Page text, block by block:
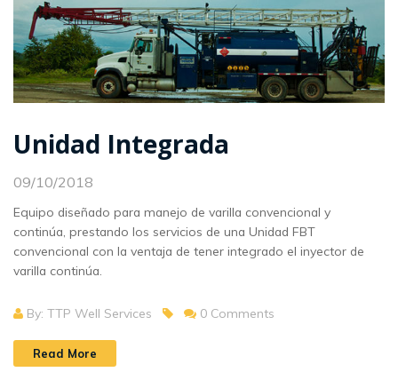
Unidad Integrada
09/10/2018
Equipo diseñado para manejo de varilla convencional y
continúa, prestando los servicios de una Unidad FBT
convencional con la ventaja de tener integrado el inyector de
varilla continúa.
By: TTP Well Services 0 Comments
Read More